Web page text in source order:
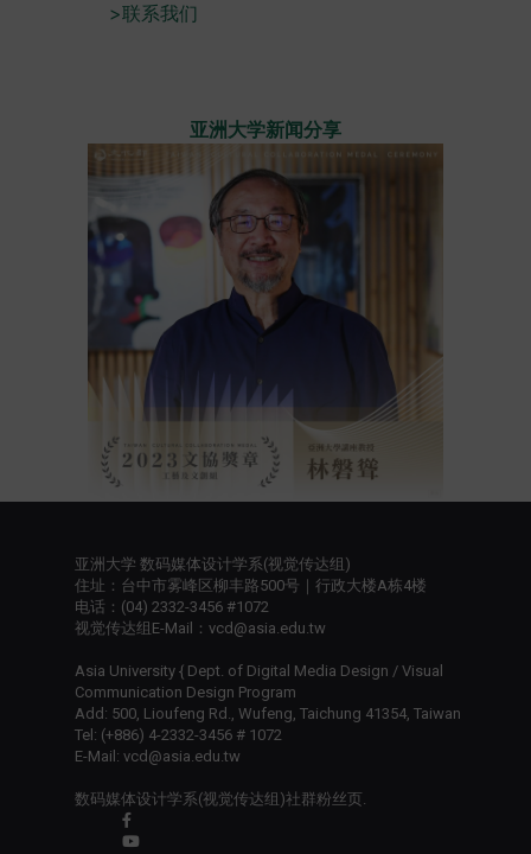
>联系我们
亚洲大学新闻分享
亚洲大学 数码媒体设计学系(视觉传达组)
住址：台中市雾峰区柳丰路500号｜行政大楼A栋4楼
电话：(04) 2332-3456 #1072
视觉传达组E-Mail：vcd@asia.edu.tw
Asia University { Dept. of Digital Media Design / Visual
Communication Design Program
Add: 500, Lioufeng Rd., Wufeng, Taichung 41354, Taiwan
Tel: (+886) 4-2332-3456 # 1072
E-Mail: vcd@asia.edu.tw
数码媒体设计学系(视觉传达组)社群粉丝页.